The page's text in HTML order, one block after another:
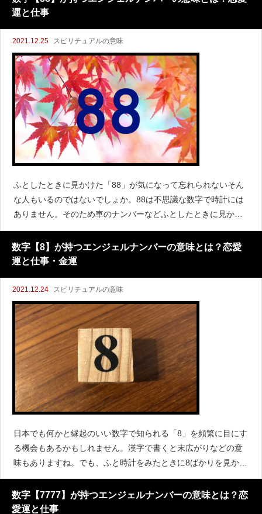
運と仕事
2021.12.25 スピリチュアルの意味
ふとしたときに見かけた「88」が気になって忘れられないそん
な人もいるのではないでしょか。88は不思議な数字で時計には
ありません。そのため車のナンバーなどふとしたときに見かけ
ることがあるかもしれません。88ばかりを偶然見かけるとき
は、エンジェルナンバーかもしれません。88にはどんな
数字【8】が持つエンジェルナンバーの意味とは？恋愛
運と仕事・金運
2021.12.24 スピリチュアルの意味
日本でも何かと縁起のいい数字で知られる「8」を頻繁に目にす
る機会もあるかもしれません。漢字で書くと末広がりなどの意
味もありますね。でも、ふと時計をみたときに8ばかりを見かけ
る気がする…なんてことも。そんなときは天使からのメッセー
ジかもしれません。エンジェルナンバー8にはどんな意味があ
数字【7777】が持つエンジェルナンバーの意味とは？恋
愛運と仕事